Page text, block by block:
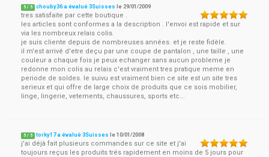
5 / 5 chouby36 a évalué 3Suisses le 29/01/2009
tres satisfaite par cette boutique .
les articles sont conformes a la description . l'envoi est rapide et sur
via les nombreux relais colis.
je suis cliente depuis de nombreuses années. et je reste fidèle.
il m'est arrivé d'etre deçu par une coupe de pantalon , une taille , une
couleur a chaque fois je peux echanger sans aucun probleme je
redonne mon colis au relais c'est vraiment tres pratique meme en
periode de soldes. le suivu est vraiment bien ce site est un site tres
serieux et qui offre de large choix de produits que ce sois mobilier,
linge, lingerie, vetements, chaussures, sports etc...
5 / 5 torky17 a évalué 3Suisses le10/01/2008
j'ai déjà fait plusieurs commandes sur ce site et j'ai
toujours reçus les produits trés rapidement en moins de 5 jours pour